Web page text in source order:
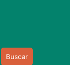
Buscar